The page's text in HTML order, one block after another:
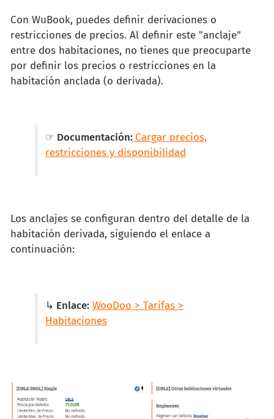
Con WuBook, puedes definir derivaciones o
restricciones de precios. Al definir este "anclaje"
entre dos habitaciones, no tienes que preocuparte
por definir los precios o restricciones en la
habitación anclada (o derivada).
☞ Documentación: Cargar precios,
restricciones y disponibilidad
Los anclajes se configuran dentro del detalle de la
habitación derivada, siguiendo el enlace a
continuación:
↳ Enlace: WooDoo > Tarifas >
Habitaciones